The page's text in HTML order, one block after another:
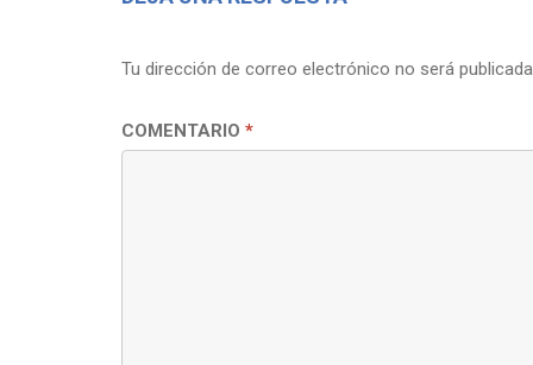
Tu dirección de correo electrónico no será
COMENTARIO *